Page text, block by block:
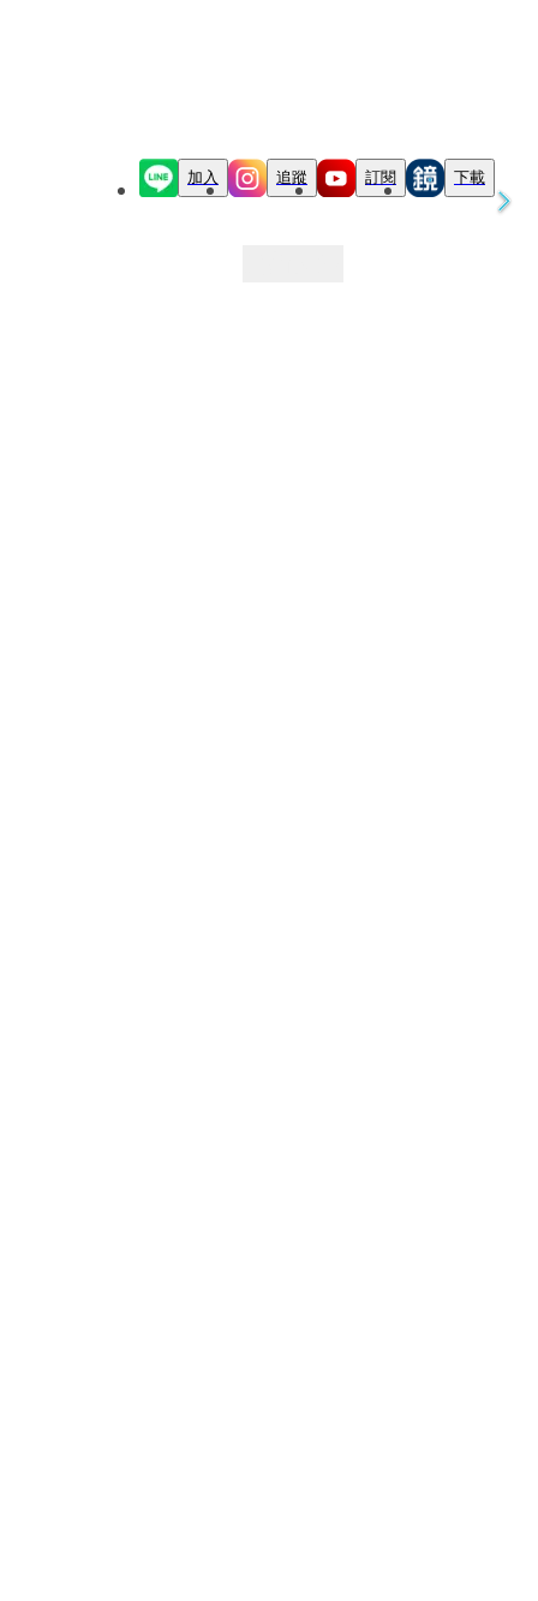
加入 追蹤 訂閱 下載